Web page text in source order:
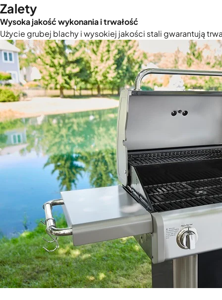
Zalety
Wysoka jakość wykonania i trwałość
Użycie grubej blachy i wysokiej jakości stali gwarantują